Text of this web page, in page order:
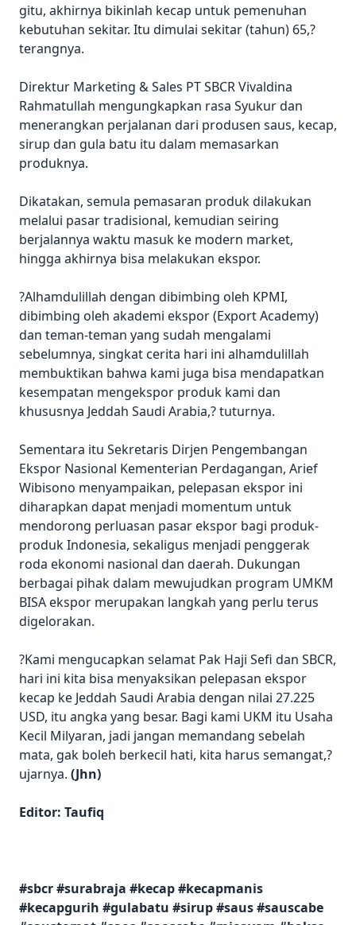
gitu, akhirnya bikinlah kecap untuk pemenuhan
kebutuhan sekitar. Itu dimulai sekitar (tahun) 65,?
terangnya.
Direktur Marketing & Sales PT SBCR Vivaldina
Rahmatullah mengungkapkan rasa Syukur dan
menerangkan perjalanan dari produsen saus, kecap,
sirup dan gula batu itu dalam memasarkan
produknya.
Dikatakan, semula pemasaran produk dilakukan
melalui pasar tradisional, kemudian seiring
berjalannya waktu masuk ke modern market,
hingga akhirnya bisa melakukan ekspor.
?Alhamdulillah dengan dibimbing oleh KPMI,
dibimbing oleh akademi ekspor (Export Academy)
dan teman-teman yang sudah mengalami
sebelumnya, singkat cerita hari ini alhamdulillah
membuktikan bahwa kami juga bisa mendapatkan
kesempatan mengekspor produk kami dan
khususnya Jeddah Saudi Arabia,? tuturnya.
Sementara itu Sekretaris Dirjen Pengembangan
Ekspor Nasional Kementerian Perdagangan, Arief
Wibisono menyampaikan, pelepasan ekspor ini
diharapkan dapat menjadi momentum untuk
mendorong perluasan pasar ekspor bagi produk-
produk Indonesia, sekaligus menjadi penggerak
roda ekonomi nasional dan daerah. Dukungan
berbagai pihak dalam mewujudkan program UMKM
BISA ekspor merupakan langkah yang perlu terus
digelorakan.
?Kami mengucapkan selamat Pak Haji Sefi dan SBCR,
hari ini kita bisa menyaksikan pelepasan ekspor
kecap ke Jeddah Saudi Arabia dengan nilai 27.225
USD, itu angka yang besar. Bagi kami UKM itu Usaha
Kecil Milyaran, jadi jangan memandang sebelah
mata, gak boleh berkecil hati, kita harus semangat,?
ujarnya. (Jhn)
Editor: Taufiq
#sbcr #surabraja #kecap #kecapmanis
#kecapgurih #gulabatu #sirup #saus #sauscabe